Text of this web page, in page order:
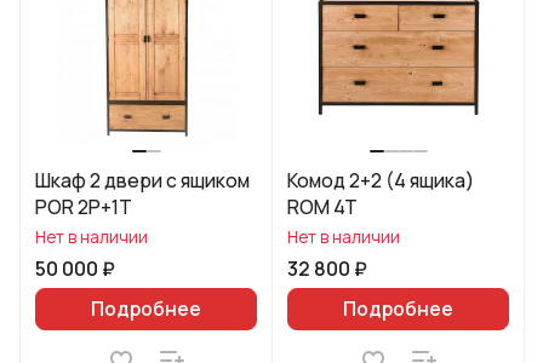
Шкаф 2 двери с ящиком
POR 2P+1T
Нет в наличии
50 000 ₽
Подробнее
Комод 2+2 (4 ящика)
ROM 4T
Нет в наличии
32 800 ₽
Подробнее